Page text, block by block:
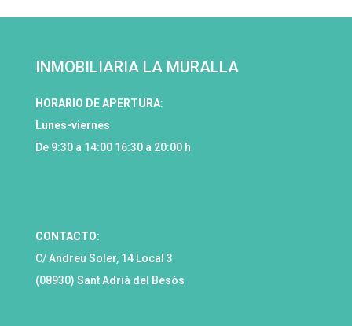
INMOBILIARIA LA MURALLA
HORARIO DE APERTURA:
Lunes-viernes
De 9:30 a 14:00 16:30 a 20:00 h
CONTACTO:
C/ Andreu Soler, 14 Local 3
(08930) Sant Adrià del Besòs